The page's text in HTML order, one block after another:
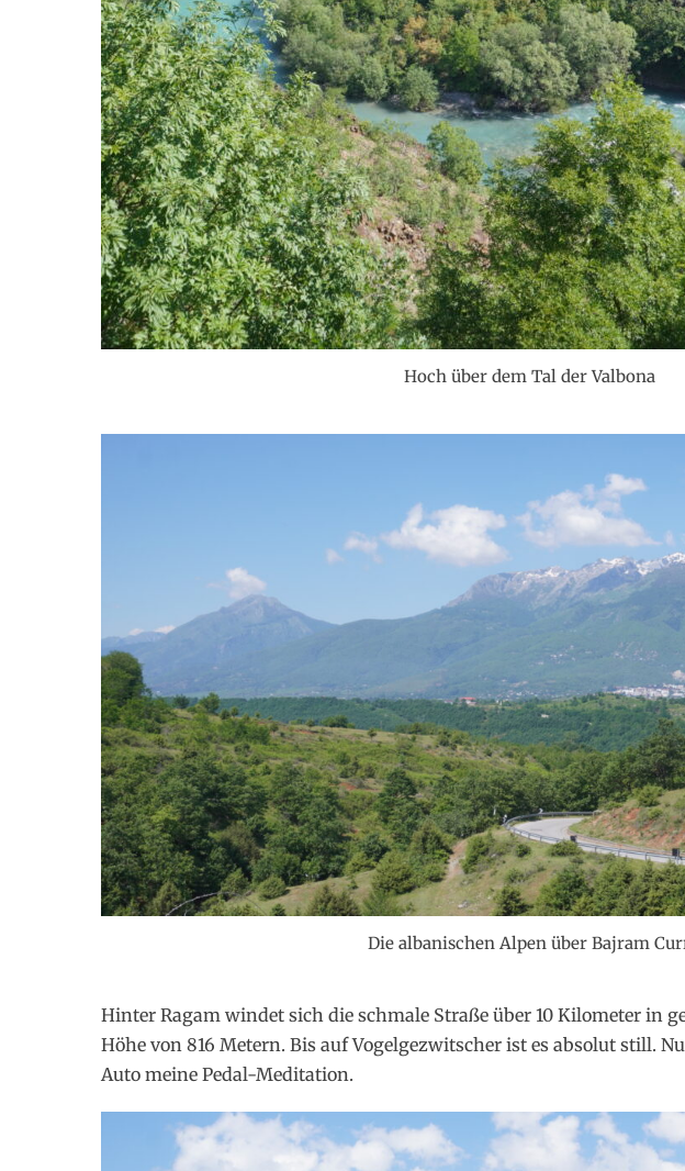
Hoch über dem Tal der Valbona
Die albanischen Alpen über Bajram
Hinter Ragam windet sich die schmale Straße über 10 Kilometer in
Höhe von 816 Metern. Bis auf Vogelgezwitscher ist es absolut still.
Auto meine Pedal-Meditation.